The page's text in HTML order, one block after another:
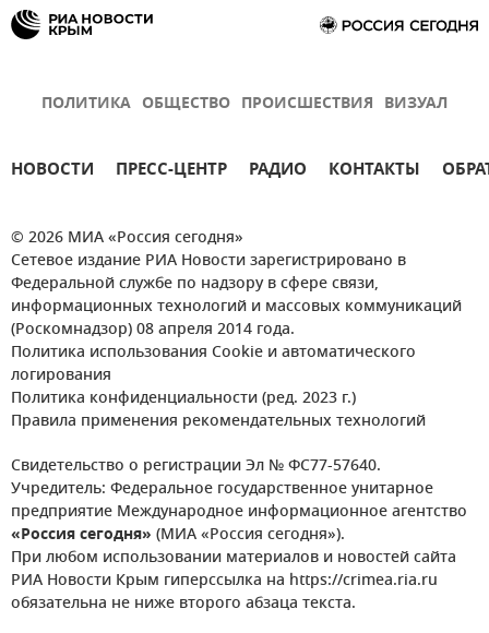
ПОЛИТИКА ОБЩЕСТВО ПРОИСШЕСТВИЯ ВИЗУАЛ
НОВОСТИ ПРЕСС-ЦЕНТР РАДИО КОНТАКТЫ
© 2026 МИА «Россия сегодня»
Сетевое издание РИА Новости зарегистрировано в
Федеральной службе по надзору в сфере связи,
информационных технологий и массовых коммуникаций
(Роскомнадзор) 08 апреля 2014 года.
Политика использования Cookie и автоматического
логирования
Политика конфиденциальности (ред. 2023 г.)
Правила применения рекомендательных технологий
Свидетельство о регистрации Эл № ФС77-57640.
Учредитель: Федеральное государственное унитарное
предприятие Международное информационное агентство
«Россия сегодня» (МИА «Россия сегодня»).
При любом использовании материалов и новостей сайта
РИА Новости Крым гиперссылка на https://crimea.ria.ru
обязательна не ниже второго абзаца текста.